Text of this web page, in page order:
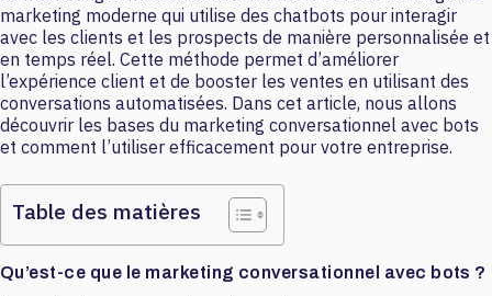
marketing moderne qui utilise des chatbots pour interagir
avec les clients et les prospects de manière personnalisée et
en temps réel. Cette méthode permet d’améliorer
l’expérience client et de booster les ventes en utilisant des
conversations automatisées. Dans cet article, nous allons
découvrir les bases du marketing conversationnel avec bots
et comment l’utiliser efficacement pour votre entreprise.
Table des matières
Qu’est-ce que le marketing conversationnel avec bots ?